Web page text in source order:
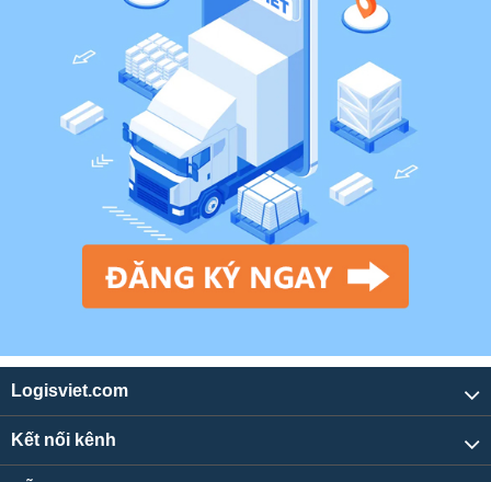
Logisviet.com
Kết nối kênh